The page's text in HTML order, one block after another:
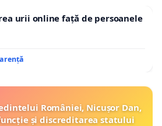
urii online față de persoanele
României, Nicușor Dan,
și discreditarea statului